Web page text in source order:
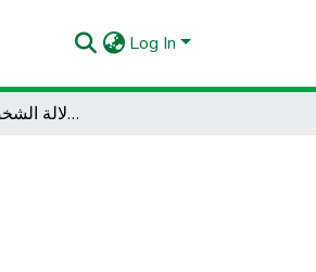
Log In
دلالة الشخصية في رواية "جوع "